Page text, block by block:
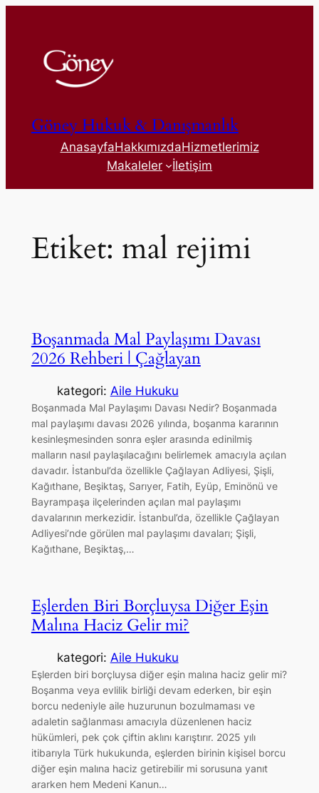
Göney Hukuk & Danışmanlık
AnasayfaHakkımızdaHizmetlerimiz
Makaleler
İletişim
Etiket: mal rejimi
Boşanmada Mal Paylaşımı Davası
2026 Rehberi | Çağlayan
kategori: Aile Hukuku
Boşanmada Mal Paylaşımı Davası Nedir? Boşanmada
mal paylaşımı davası 2026 yılında, boşanma kararının
kesinleşmesinden sonra eşler arasında edinilmiş
malların nasıl paylaşılacağını belirlemek amacıyla açılan
davadır. İstanbul’da özellikle Çağlayan Adliyesi, Şişli,
Kağıthane, Beşiktaş, Sarıyer, Fatih, Eyüp, Eminönü ve
Bayrampaşa ilçelerinden açılan mal paylaşımı
davalarının merkezidir. İstanbul’da, özellikle Çağlayan
Adliyesi’nde görülen mal paylaşımı davaları; Şişli,
Kağıthane, Beşiktaş,…
Eşlerden Biri Borçluysa Diğer Eşin
Malına Haciz Gelir mi?
kategori: Aile Hukuku
Eşlerden biri borçluysa diğer eşin malına haciz gelir mi?
Boşanma veya evlilik birliği devam ederken, bir eşin
borcu nedeniyle aile huzurunun bozulmaması ve
adaletin sağlanması amacıyla düzenlenen haciz
hükümleri, pek çok çiftin aklını karıştırır. 2025 yılı
itibarıyla Türk hukukunda, eşlerden birinin kişisel borcu
diğer eşin malına haciz getirebilir mi sorusuna yanıt
ararken hem Medeni Kanun…